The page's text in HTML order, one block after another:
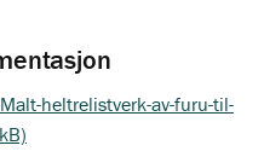
heltrelistverk-av-furu-til-